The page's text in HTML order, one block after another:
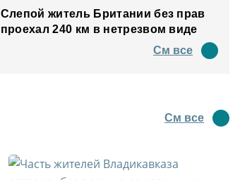
Слепой житель Британии без прав
проехал 240 км в нетрезвом виде
См все
См все